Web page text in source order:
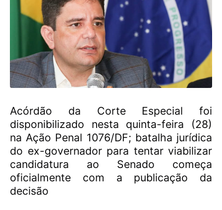
Acórdão da Corte Especial foi
disponibilizado nesta quinta-feira (28)
na Ação Penal 1076/DF; batalha jurídica
do ex-governador para tentar viabilizar
candidatura ao Senado começa
oficialmente com a publicação da
decisão